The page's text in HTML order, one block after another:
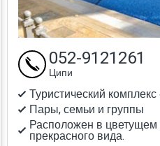
Туристический
Пары, семьи и группы
Расположен в цветущем
прекрасного вида.
052-9121261
Ципи